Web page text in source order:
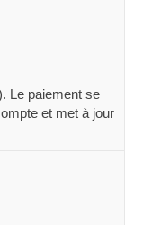
Le paiement se
et met à jour